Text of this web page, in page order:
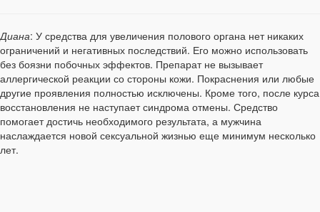
Диана: У средства для увеличения полового органа нет никаких
ограничений и негативных последствий. Его можно использовать
без боязни побочных эффектов. Препарат не вызывает
аллергической реакции со стороны кожи. Покраснения или любые
другие проявления полностью исключены. Кроме того, после курса
восстановления не наступает синдрома отмены. Средство
помогает достичь необходимого результата, а мужчина
наслаждается новой сексуальной жизнью еще минимум несколько
лет.